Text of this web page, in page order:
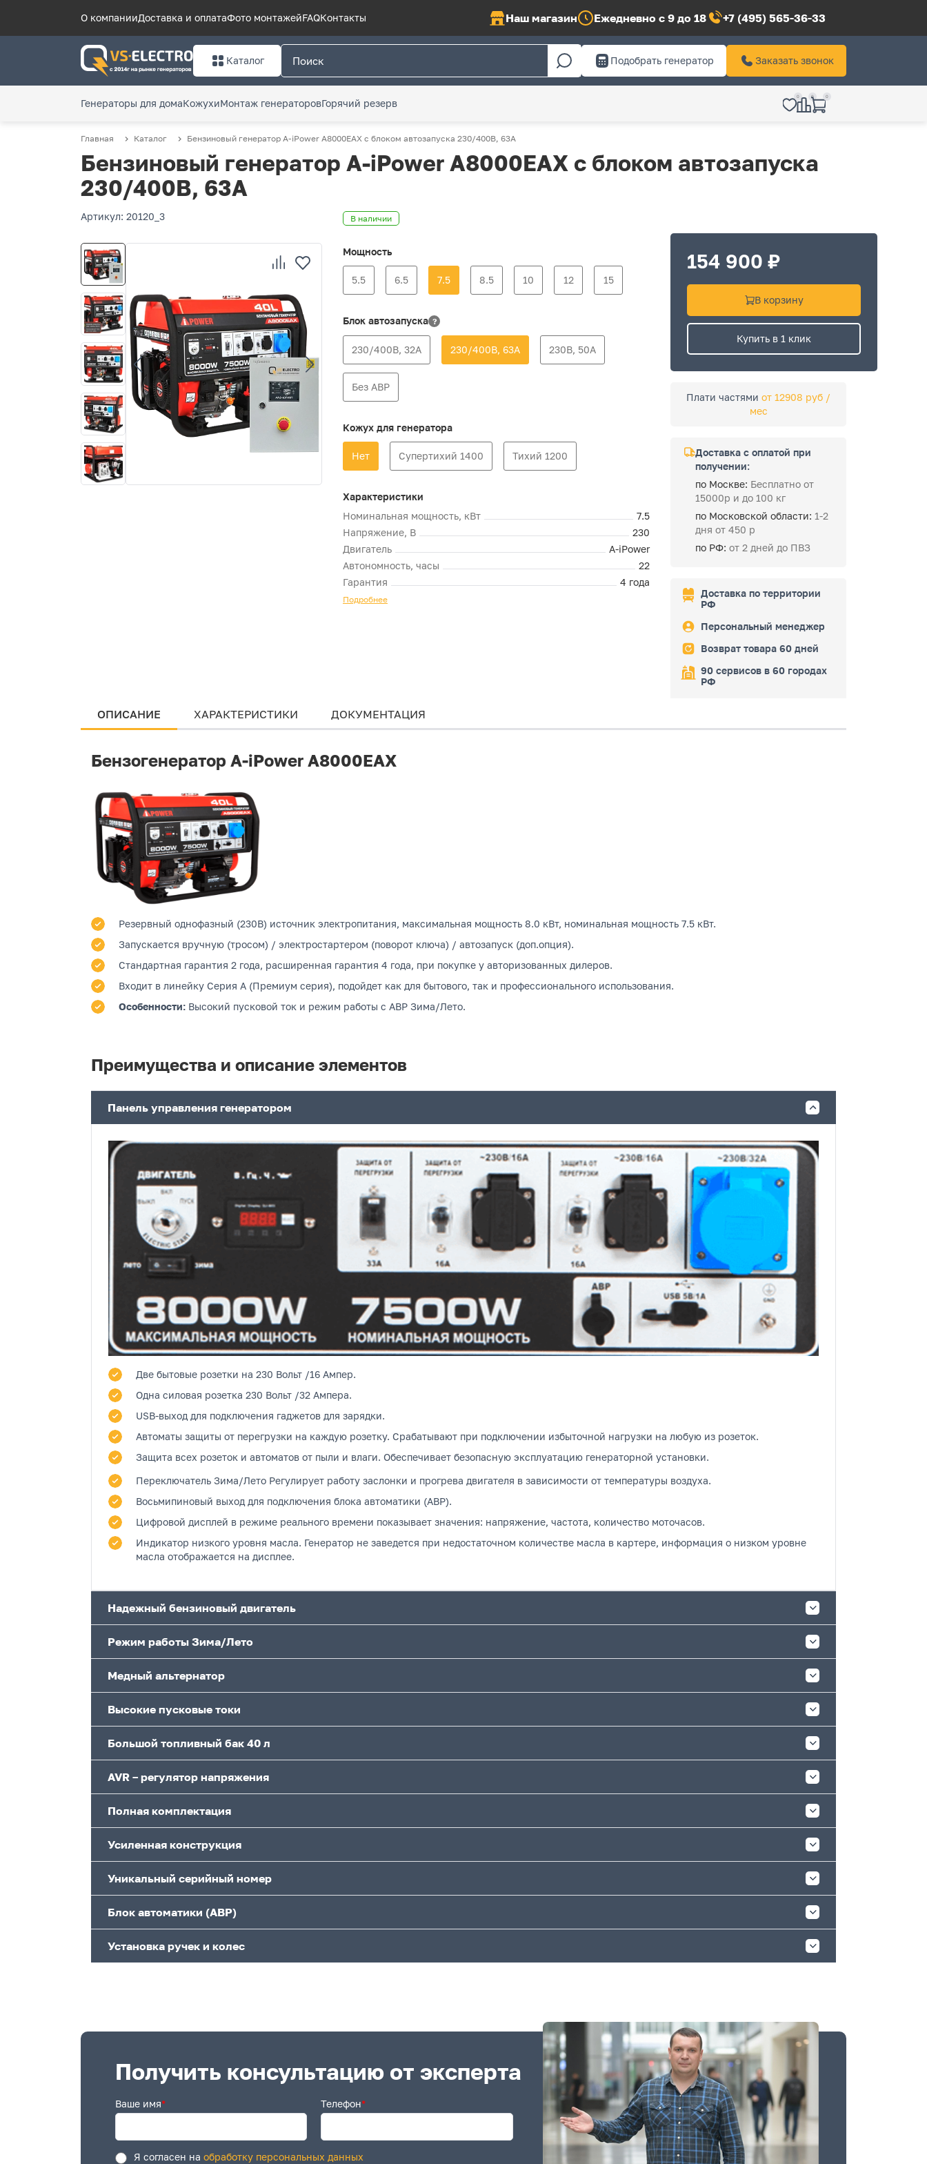
О компанииДоставка и оплатаФото монтажейFAQКонтакты Наш магазин Ежедневно с 9 до 18 +7 (495) 565-36-33
Каталог Подобрать генератор Заказать звонок
Генераторы для домаКожухиМонтаж генераторовГорячий резерв
0 0 0
Главная Каталог Бензиновый генератор A-iPower A8000EAX с блоком автозапуска 230/400В, 63А
Бензиновый генератор A-iPower A8000EAX с блоком автозапуска
230/400В, 63А
Артикул: 20120_3 В наличии
Мощность
5.5 6.5 7.5 8.5 10 12 15
Блок автозапуска ?
230/400В, 32А 230/400В, 63А 230В, 50А
Без АВР
Кожух для генератора
Нет Супертихий 1400 Тихий 1200
Характеристики
Номинальная мощность, кВт
7.5
Напряжение, В
230
Двигатель
A-iPower
Автономность, часы
22
Гарантия
4 года
Подробнее
154 900 ₽
В корзину
Купить в 1 клик
Плати частями от 12908 руб /
мес
Доставка с оплатой при
получении:
по Москве: Бесплатно от
15000р и до 100 кг
по Московской области: 1-2
дня от 450 р
по РФ: от 2 дней до ПВЗ
Доставка по территории
РФ
Персональный менеджер
Возврат товара 60 дней
90 сервисов в 60 городах
РФ
ОПИСАНИЕ ХАРАКТЕРИСТИКИ ДОКУМЕНТАЦИЯ
Бензогенератор A-iPower A8000EAX
Резервный однофазный (230В) источник электропитания, максимальная мощность 8.0 кВт, номинальная мощность 7.5 кВт.
Запускается вручную (тросом) / электростартером (поворот ключа) / автозапуск (доп.опция).
Стандартная гарантия 2 года, расширенная гарантия 4 года, при покупке у авторизованных дилеров.
Входит в линейку Серия A (Премиум серия), подойдет как для бытового, так и профессионального использования.
Особенности: Высокий пусковой ток и режим работы с АВР Зима/Лето.
Преимущества и описание элементов
Панель управления генератором
Две бытовые розетки на 230 Вольт /16 Ампер.
Одна силовая розетка 230 Вольт /32 Ампера.
USB-выход для подключения гаджетов для зарядки.
Автоматы защиты от перегрузки на каждую розетку. Срабатывают при подключении избыточной нагрузки на любую из розеток.
Защита всех розеток и автоматов от пыли и влаги. Обеспечивает безопасную эксплуатацию генераторной установки.
Переключатель Зима/Лето Регулирует работу заслонки и прогрева двигателя в зависимости от температуры воздуха.
Восьмипиновый выход для подключения блока автоматики (АВР).
Цифровой дисплей в режиме реального времени показывает значения: напряжение, частота, количество моточасов.
Индикатор низкого уровня масла. Генератор не заведется при недостаточном количестве масла в картере, информация о низком уровне
масла отображается на дисплее.
Надежный бензиновый двигатель
Режим работы Зима/Лето
Медный альтернатор
Высокие пусковые токи
Большой топливный бак 40 л
AVR – регулятор напряжения
Полная комплектация
Усиленная конструкция
Уникальный серийный номер
Блок автоматики (АВР)
Установка ручек и колес
Получить консультацию от эксперта
Ваше имя* Телефон*
Я согласен на обработку персональных данных